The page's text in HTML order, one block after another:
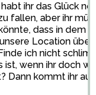
ihr das Glück
fallen, aber ihr
dass in dem
Location
ich nicht
ist, wenn ihr doch
Dann kommt ihr